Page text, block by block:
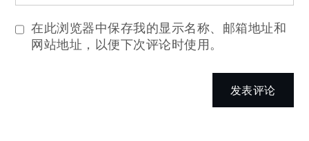
在此浏览器中保存我的显示名称、邮箱地址和
网站地址，以便下次评论时使用。